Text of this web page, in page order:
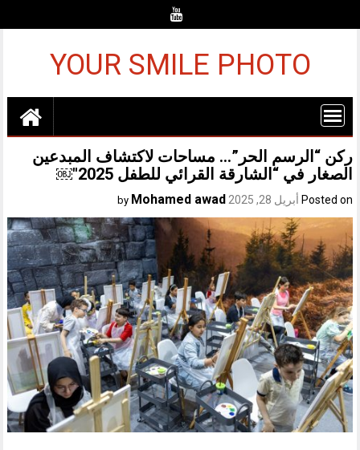
YOUR SMILE PHOTO
ركن “الرسم الحر”… مساحات لاكتشاف المبدعين
الصغار في “الشارقة القرائي للطفل 2025″￼
Posted on أبريل 28, 2025 Mohamed awad